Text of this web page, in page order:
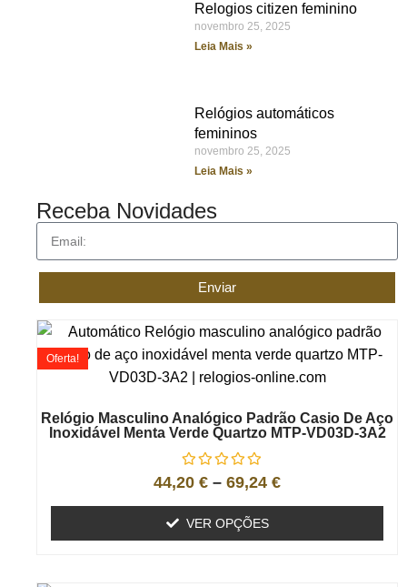
Relogios citizen feminino
novembro 25, 2025
Leia Mais »
Relógios automáticos
femininos
novembro 25, 2025
Leia Mais »
Receba Novidades
Enviar
Relógio Masculino Analógico Padrão Casio De Aço
Inoxidável Menta Verde Quartzo MTP-VD03D-3A2
Oferta!
44,20 € – 69,24 €
VER OPÇÕES